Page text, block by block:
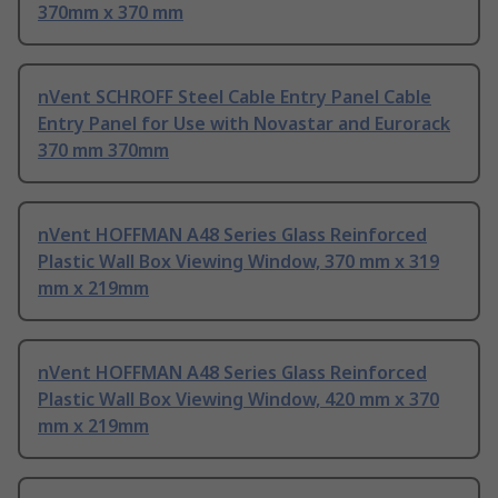
370mm x 370 mm
nVent SCHROFF Steel Cable Entry Panel Cable
Entry Panel for Use with Novastar and Eurorack
370 mm 370mm
nVent HOFFMAN A48 Series Glass Reinforced
Plastic Wall Box Viewing Window, 370 mm x 319
mm x 219mm
nVent HOFFMAN A48 Series Glass Reinforced
Plastic Wall Box Viewing Window, 420 mm x 370
mm x 219mm